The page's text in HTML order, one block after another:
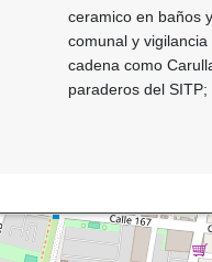
ceramico en baños
comunal y
cadena como
paraderos del